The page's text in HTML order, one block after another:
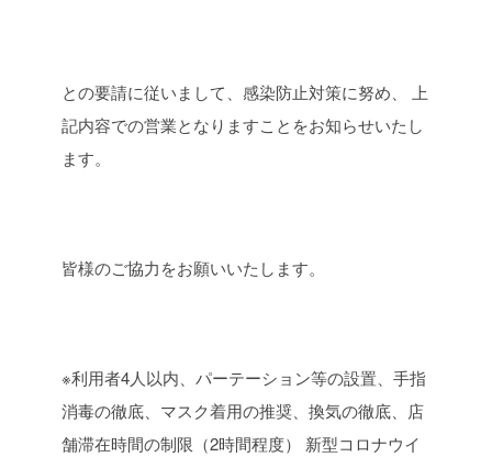
との要請に従いまして、感染防止対策に努め、
上
記内容での営業となりますことをお知らせいたし
ます。
皆様のご協力をお願いいたします。
※利用者4人以内、パーテーション等の設置、手指
消毒の徹底、マスク着用の推奨、換気の徹底、店
舗滞在時間の制限（2時間程度）
新型コロナウイ